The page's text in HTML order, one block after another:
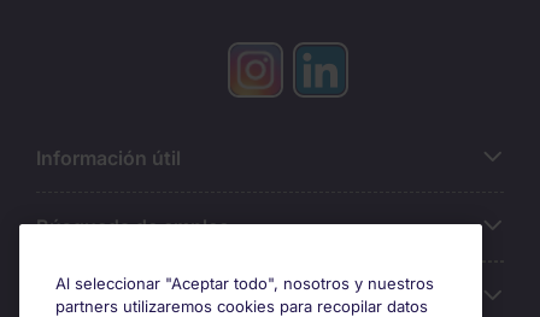
Información útil
Búsqueda de empleo
Oficinas
Al seleccionar "Aceptar todo", nosotros y nuestros
partners utilizaremos cookies para recopilar datos